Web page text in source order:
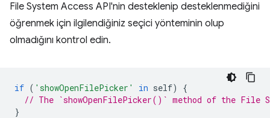
File System Access API'nin desteklenip desteklenmediğini
öğrenmek için ilgilendiğiniz seçici yönteminin olup
olmadığını kontrol edin.
if ( 'showOpenFilePicker' in self)
{
// The `showOpenFilePicker()` method of the File
}